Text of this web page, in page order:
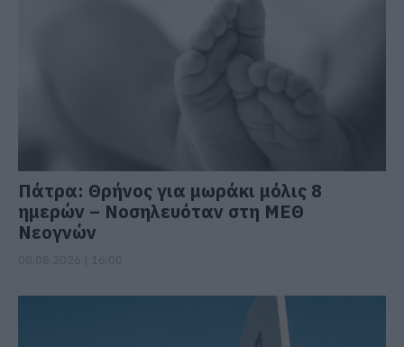
Πάτρα: Θρήνος για μωράκι μόλις 8
ημερών – Νοσηλευόταν στη ΜΕΘ
Νεογνών